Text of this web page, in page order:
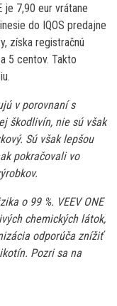
je 7,90 eur vrátane
do IQOS predajne
získa registračnú
5 centov. Takto
v porovnaní s
škodlivín, nie sú však
Sú však lepšou
pokračovali vo
o 99 %. VEEV ONE
chemických látok,
odporúča znížiť
Pozri sa na